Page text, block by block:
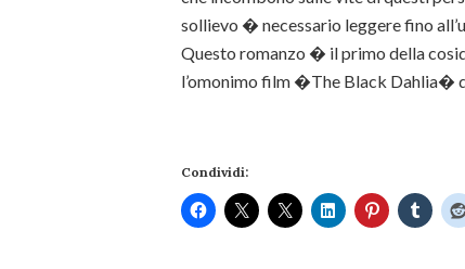
sollievo � necessario leggere fino
Questo romanzo � il primo della
l’omonimo film �The Black Dahlia�
Condividi: